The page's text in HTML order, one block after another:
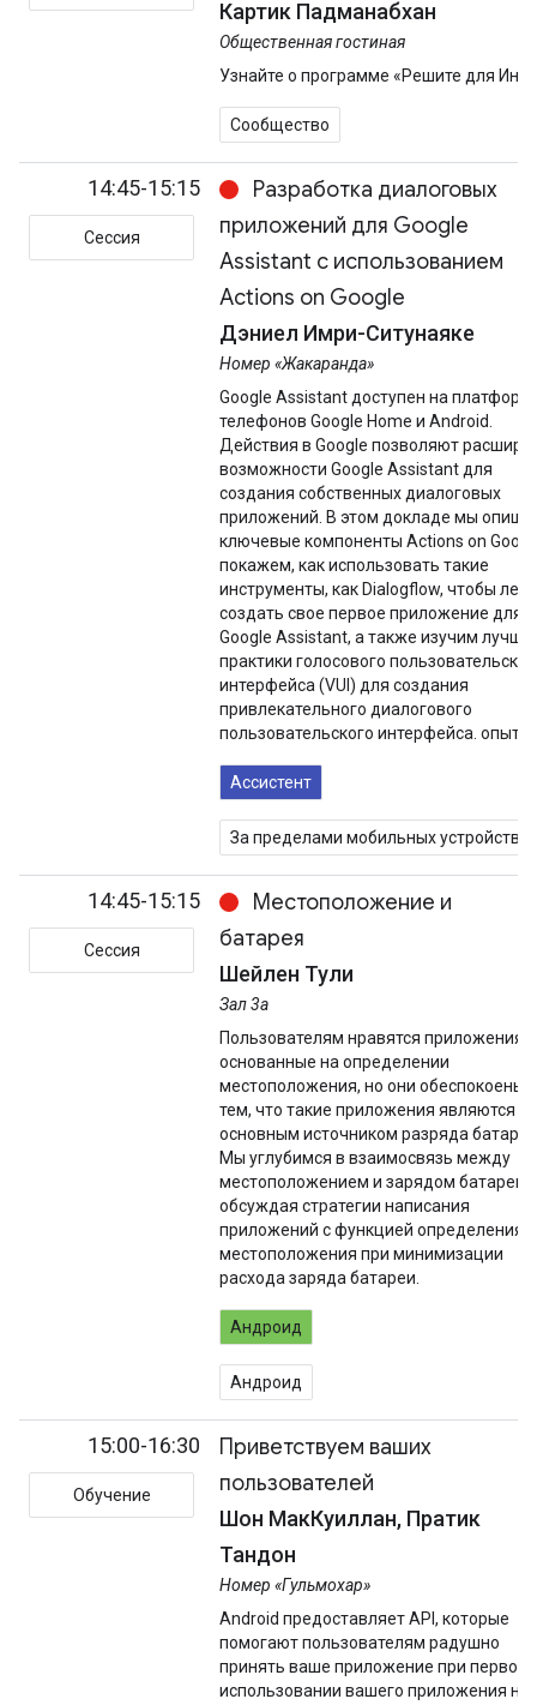
Картик Падманабхан
Общественная гостиная
Узнайте о программе «Решите для
Сообщество
14:45-15:15
Сессия
Разработка диалоговых
приложений для Google
Assistant с использованием
Actions on Google
Дэниел Имри-Ситунаяке
Номер «Жакаранда»
Google Assistant доступен на
телефонов Google Home и Android.
Действия в Google позволяют
возможности Google Assistant для
создания собственных диалоговых
приложений. В этом докладе мы
ключевые компоненты Actions on
покажем, как использовать такие
инструменты, как Dialogflow, чтобы
создать свое первое приложение для
Google Assistant, а также изучим
практики голосового
интерфейса (VUI) для создания
привлекательного диалогового
пользовательского интерфейса. опыт.
Ассистент
За пределами мобильных устройств
14:45-15:15
Сессия
Местоположение и
батарея
Шейлен Тули
Зал 3а
Пользователям нравятся приложения,
основанные на определении
местоположения, но они обеспокоены
тем, что такие приложения являются
основным источником разряда
Мы углубимся в взаимосвязь между
местоположением и зарядом батареи,
обсуждая стратегии написания
приложений с функцией определения
местоположения при минимизации
расхода заряда батареи.
Андроид
Андроид
15:00-16:30
Обучение
Приветствуем ваших
пользователей
Шон МакКуиллан, Пратик
Тандон
Номер «Гульмохар»
Android предоставляет API, которые
помогают пользователям радушно
принять ваше приложение при первом
использовании вашего приложения на